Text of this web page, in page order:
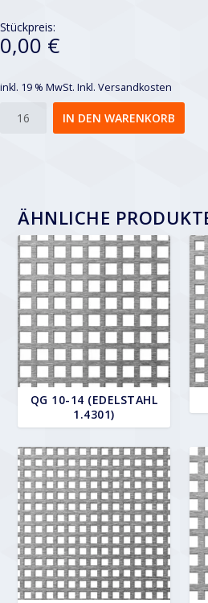
Stückpreis:
0,00 €
inkl. 19 % MwSt. Inkl. Versandkosten
IN DEN WARENKORB
ÄHNLICHE
QG 10-14 (EDELSTAHL
1.4301)